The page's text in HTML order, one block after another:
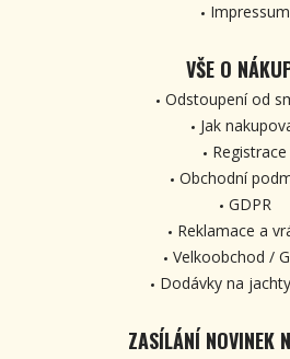
Impressum
VŠE O
Odstoupení od
Jak
Registrace
Obchodní
GDPR
Reklamace a
Velkoobchod /
Dodávky na
ZASÍLÁNÍ NOVINEK